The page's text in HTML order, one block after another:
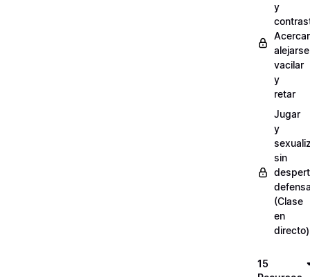
y
vacilar
y
retar
Jugar
y
sin
(Clase
en
directo)
15